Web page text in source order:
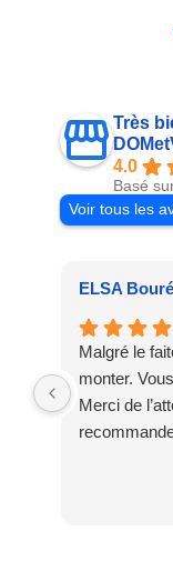
Très
4.0
Basé
Voir tous les
ELSA Bouré
Malgré le
monter.
Merci de